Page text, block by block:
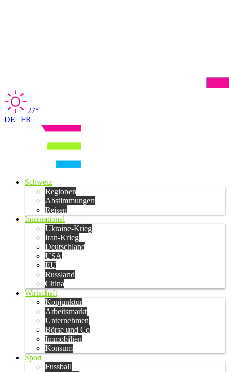
27°
DE | FR
Schweiz
Regionen
Abstimmungen
Reisen
International
Ukraine-Krieg
Iran-Krieg
Deutschland
USA
EU
Russland
China
Wirtschaft
Konjunktur
Arbeitsmarkt
Unternehmen
Börse und Co
Immobilien
Konsum
Sport
Fussball